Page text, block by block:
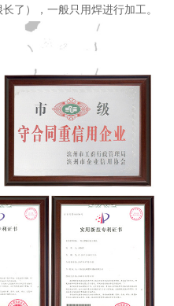
了），一般只用焊进行加工。